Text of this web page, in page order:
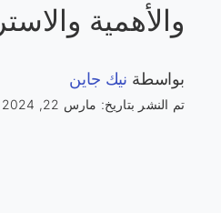
والأهمية
بواسطة نيك جاين
تم النشر بتاريخ: مارس 22, 2024